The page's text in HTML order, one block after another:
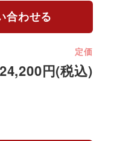
合わせる
定価
24,200円(税込)